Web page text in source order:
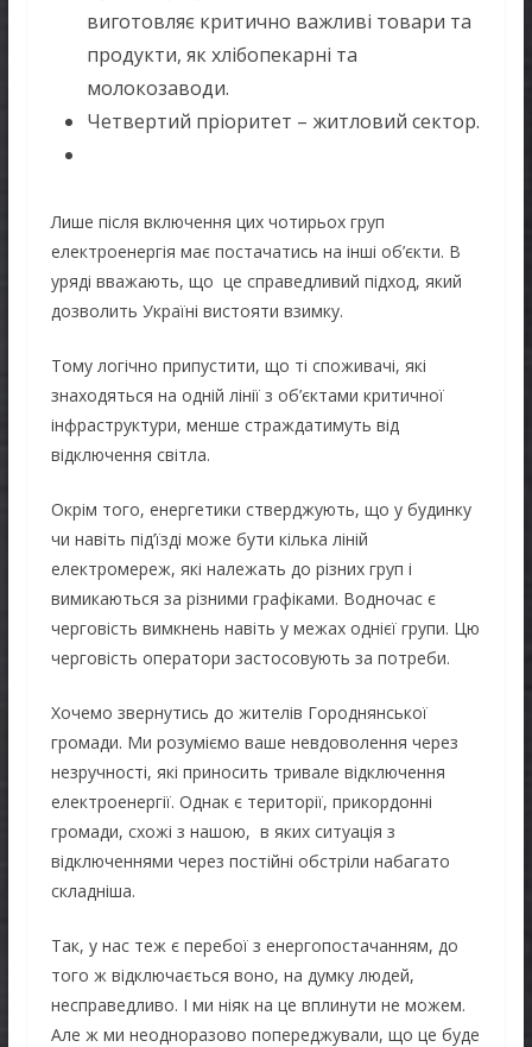
виготовляє критично важливі товари та
продукти, як хлібопекарні та
молокозаводи.
Четвертий пріоритет – житловий сектор.
Лише після включення цих чотирьох груп
електроенергія має постачатись на інші об’єкти. В
уряді вважають, що це справедливий підход, який
дозволить Україні вистояти взимку.
Тому логічно припустити, що ті споживачі, які
знаходяться на одній лінії з об’єктами критичної
інфраструктури, менше страждатимуть від
відключення світла.
Окрім того, енергетики стверджують, що у будинку
чи навіть під’їзді може бути кілька ліній
електромереж, які належать до різних груп і
вимикаються за різними графіками. Водночас є
черговість вимкнень навіть у межах однієї групи. Цю
черговість оператори застосовують за потреби.
Хочемо звернутись до жителів Городнянської
громади. Ми розуміємо ваше невдоволення через
незручності, які приносить тривале відключення
електроенергії. Однак є території, прикордонні
громади, схожі з нашою, в яких ситуація з
відключеннями через постійні обстріли набагато
складніша.
Так, у нас теж є перебої з енергопостачанням, до
того ж відключається воно, на думку людей,
несправедливо. І ми ніяк на це вплинути не можем.
Але ж ми неодноразово попереджували, що це буде